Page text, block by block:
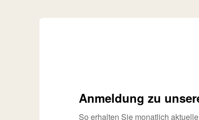
Anmeldung zu
So erhalten Sie monatlich